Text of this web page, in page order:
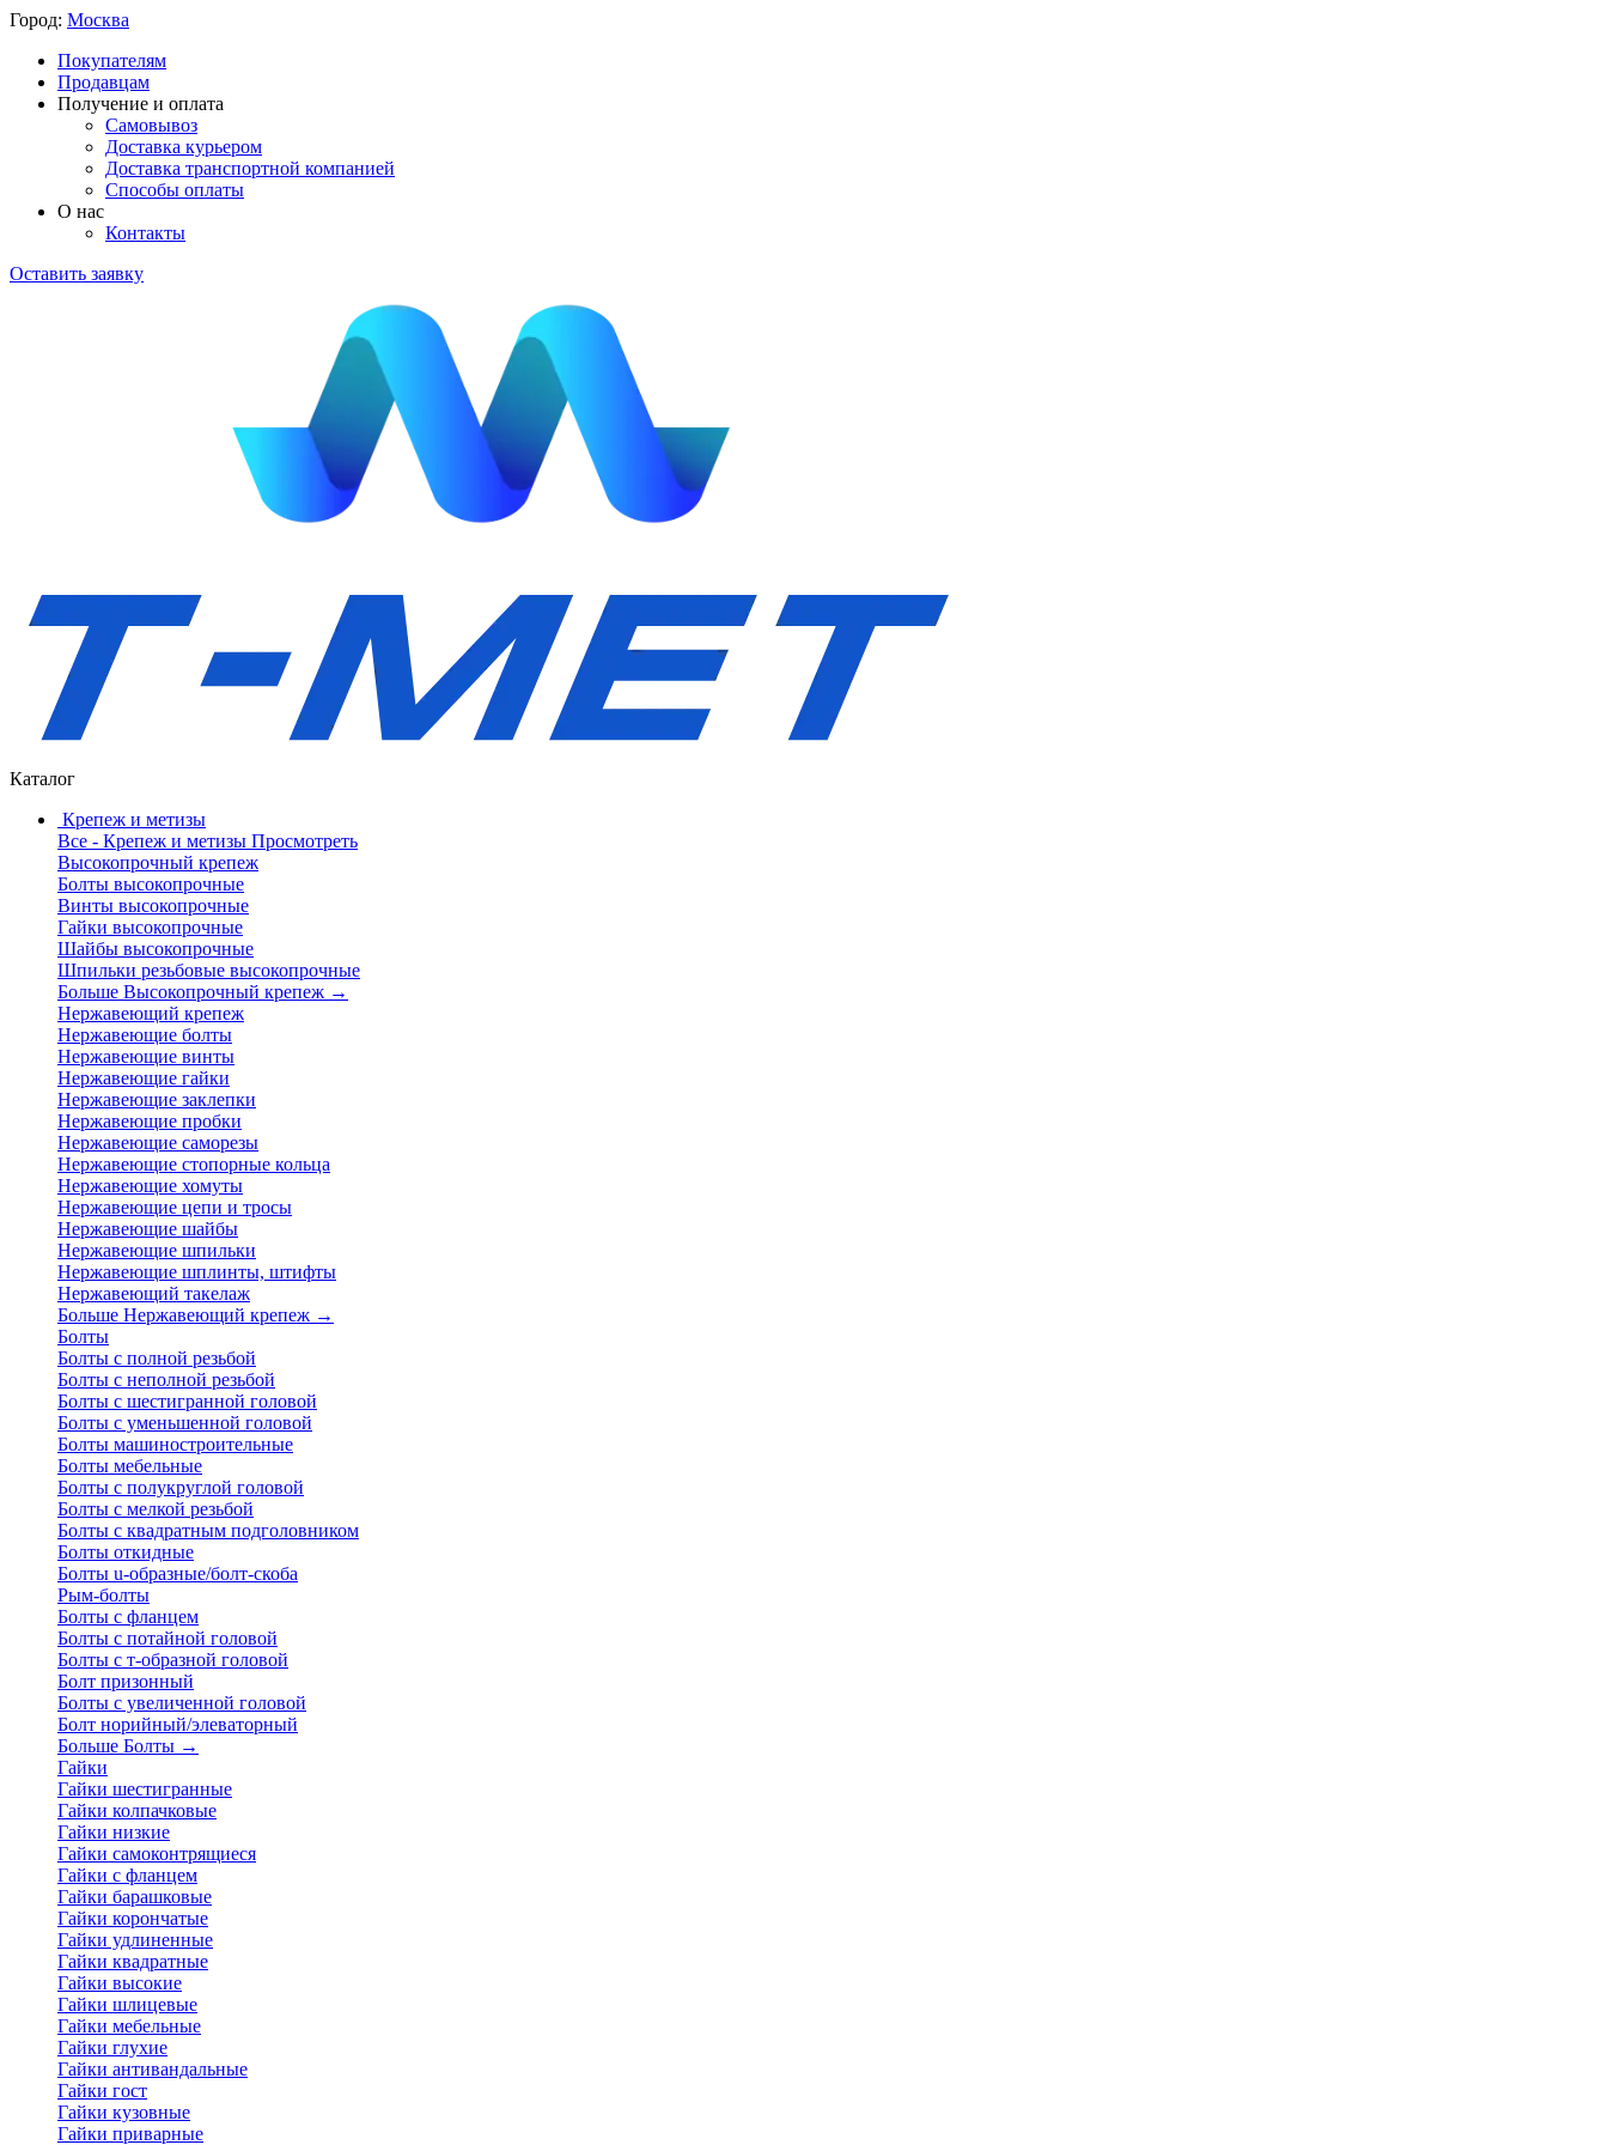
Город: Москва
Покупателям
Продавцам
Получение и оплата
Самовывоз
Доставка курьером
Доставка транспортной компанией
Способы оплаты
О нас
Контакты
Оставить заявку
Каталог
Крепеж и метизы
Все - Крепеж и метизы Просмотреть
Высокопрочный крепеж
Болты высокопрочные
Винты высокопрочные
Гайки высокопрочные
Шайбы высокопрочные
Шпильки резьбовые высокопрочные
Больше Высокопрочный крепеж →
Нержавеющий крепеж
Нержавеющие болты
Нержавеющие винты
Нержавеющие гайки
Нержавеющие заклепки
Нержавеющие пробки
Нержавеющие саморезы
Нержавеющие стопорные кольца
Нержавеющие хомуты
Нержавеющие цепи и тросы
Нержавеющие шайбы
Нержавеющие шпильки
Нержавеющие шплинты, штифты
Нержавеющий такелаж
Больше Нержавеющий крепеж →
Болты
Болты с полной резьбой
Болты с неполной резьбой
Болты с шестигранной головой
Болты с уменьшенной головой
Болты машиностроительные
Болты мебельные
Болты с полукруглой головой
Болты с мелкой резьбой
Болты с квадратным подголовником
Болты откидные
Болты u-образные/болт-скоба
Рым-болты
Болты с фланцем
Болты с потайной головой
Болты с т-образной головой
Болт призонный
Болты с увеличенной головой
Болт норийный/элеваторный
Больше Болты →
Гайки
Гайки шестигранные
Гайки колпачковые
Гайки низкие
Гайки самоконтрящиеся
Гайки с фланцем
Гайки барашковые
Гайки корончатые
Гайки удлиненные
Гайки квадратные
Гайки высокие
Гайки шлицевые
Гайки мебельные
Гайки глухие
Гайки антивандальные
Гайки гост
Гайки кузовные
Гайки приварные